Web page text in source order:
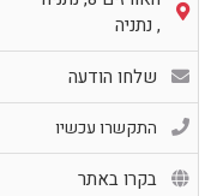
, נתניה
שלחו הודעה
התקשרו עכשיו
בקרו באתר